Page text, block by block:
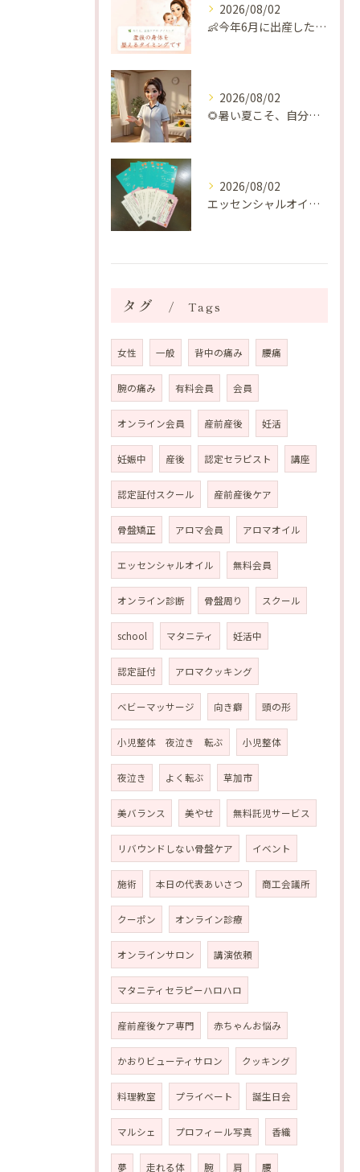
2026/08/02
👶今年6月に出産したママへ♡
2026/08/02
🌻暑い夏こそ、自分の身体を整える時間を♡
2026/08/02
エッセンシャルオイルプレゼントご当選番号発表 2026年8月
タグ Tags
女性 一般 背中の痛み 腰痛
腕の痛み 有料会員 会員
オンライン会員 産前産後 妊活
妊娠中 産後 認定セラピスト 講座
認定証付スクール 産前産後ケア
骨盤矯正 アロマ会員 アロマオイル
エッセンシャルオイル 無料会員
オンライン診断 骨盤周り スクール
school マタニティ 妊活中
認定証付 アロマクッキング
ベビーマッサージ 向き癖 頭の形
小児整体 夜泣き 転ぶ 小児整体
夜泣き よく転ぶ 草加市
美バランス 美やせ 無料託児サービス
リバウンドしない骨盤ケア イベント
施術 本日の代表あいさつ 商工会議所
クーポン オンライン診療
オンラインサロン 講演依頼
マタニティセラピーハロハロ
産前産後ケア専門 赤ちゃんお悩み
かおりビューティサロン クッキング
料理教室 プライベート 誕生日会
マルシェ プロフィール写真 香織
夢 走れる体 腕 肩 腰